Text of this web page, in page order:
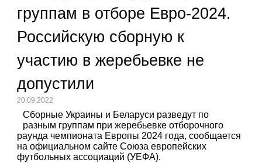
группам в отборе Евро-2024.
Российскую сборную к
участию в жеребьевке не
допустили
20.09.2022
Сборные Украины и Беларуси разведут по
разным группам при жеребьевке отборочного
раунда чемпионата Европы 2024 года, сообщается
на официальном сайте Союза европейских
футбольных ассоциаций (УЕФА).